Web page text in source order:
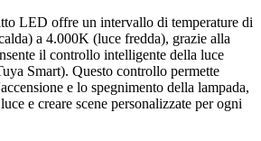
LED offre un intervallo di temperature di
a 4.000K (luce fredda), grazie alla
il controllo intelligente della luce
Smart). Questo controllo permette
e lo spegnimento della lampada,
e creare scene personalizzate per ogni